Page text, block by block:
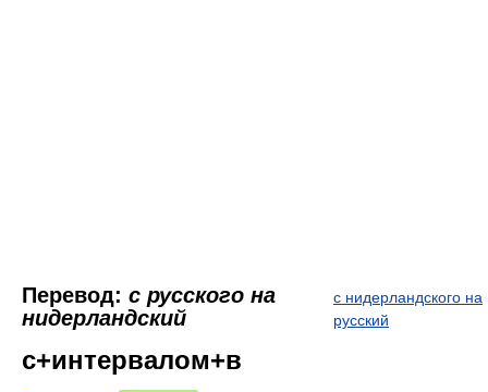
Перевод: с русского на
нидерландский
с нидерландского на
русский
с+интервалом+в